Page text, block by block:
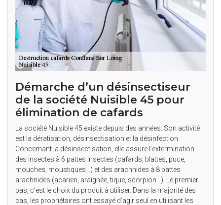
Démarche d’un désinsectiseur
de la société Nuisible 45 pour
élimination de cafards
La société Nuisible 45 existe depuis des années. Son activité
est la dératisation, désinsectisation et la désinfection.
Concernant la désinsectisation, elle assure l’extermination
des insectes à 6 pattes insectes (cafards, blattes, puce,
mouches, moustiques…) et des arachnides à 8 pattes
arachnides (acarien, araignée, tique, scorpion…). Le premier
pas, c’est le choix du produit à utiliser. Dans la majorité des
cas, les propriétaires ont essayé d’agir seul en utilisant les